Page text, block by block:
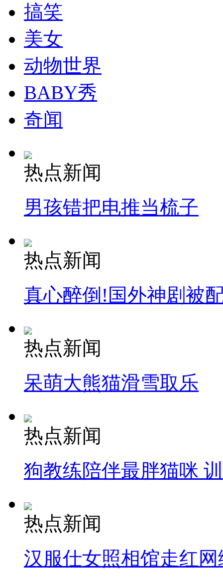
搞笑
美女
动物世界
BABY秀
奇闻
热点新闻
男孩错把电推当梳子
热点新闻
真心醉倒!国外神剧被
热点新闻
呆萌大熊猫滑雪取乐
热点新闻
狗教练陪伴最胖猫咪
热点新闻
汉服仕女照相馆走红网